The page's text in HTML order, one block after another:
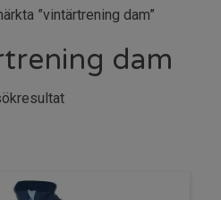
”vintärtrening dam”
dam